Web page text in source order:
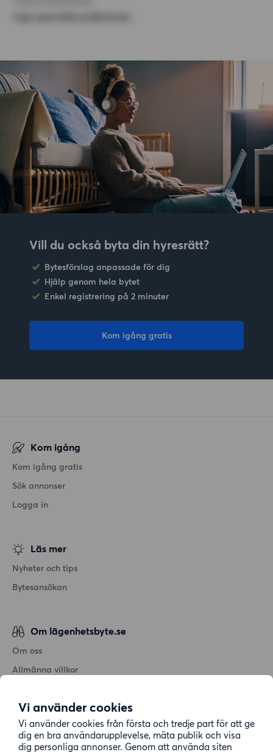
Vi använder cookies
Vi använder cookies från första och tredje part för att ge
dig en bra användarupplevelse, mäta publik och visa
dig personliga annonser. Genom att använda siten
Vill du också byta din hyresrätt?
Bytesförslag anpassade för dig
Hjälp genom hela bytet
Enkel registrering på 2 minuter
Kom igång gratis
Kom igång
Kom igång gratis
Sök annonser
Logga in
Läs mer
Nyheter och tips
Bytesansökan
Om lägenhetsbyte.se
Om oss
Allmänna villkor
Cookiepolicy
Sitemap